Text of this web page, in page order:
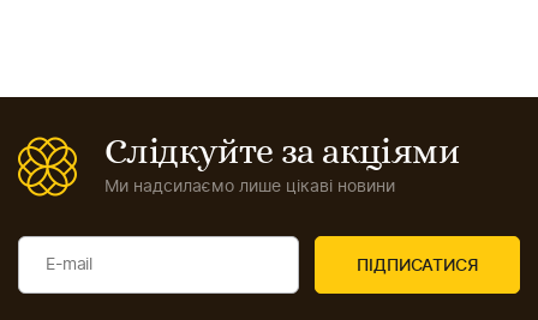
Слідкуйте за акціями
Ми надсилаємо лише цікаві новини